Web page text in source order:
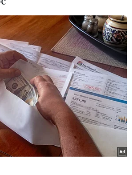
(Hà Nội) cho biết đang phối
năng giải quyết vụ tai nạn
giữa xe đầu kéo với xe máy
chỗ.